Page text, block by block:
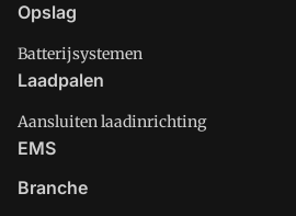
Opslag
Batterijsystemen
Laadpalen
Aansluiten laadinrichting
EMS
Branche